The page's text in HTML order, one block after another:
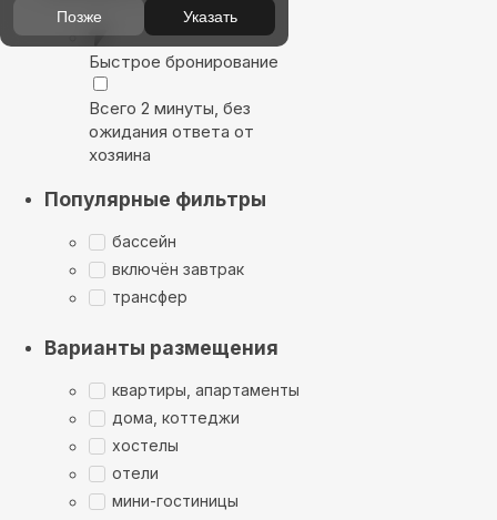
Быстрое бронирование
Всего 2 минуты, без
ожидания ответа от
хозяина
Популярные фильтры
бассейн
включён завтрак
трансфер
Варианты размещения
квартиры, апартаменты
дома, коттеджи
хостелы
отели
мини-гостиницы
Позже Указать